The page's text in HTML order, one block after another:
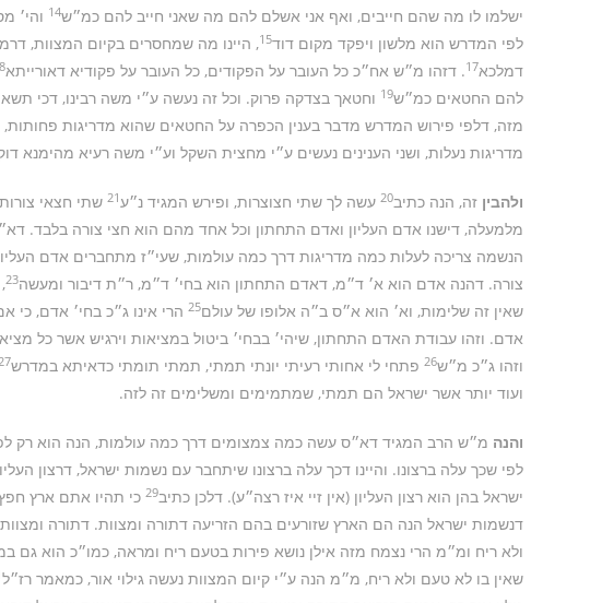
ישלמו לו מה שהם חייבים, ואף אני אשלם להם מה שאני חייב להם כמ״ש14 והי׳
לפי המדרש הוא מלשון ויפקד מקום דוד15, היינו מה שמחסרים בקיום המצוות,
דמלכא17. דזהו מ״ש אח״כ כל העובר על הפקודים, כל העובר על פקודיא דאורייתא
להם החטאים כמ״ש19 וחטאך בצדקה פרוק. וכל זה נעשה ע״י משה רבינו, דכי
מזה, דלפי פירוש המדרש מדבר בענין הכפרה על החטאים שהוא מדריגות
מדריגות נעלות, ושני הענינים נעשים ע״י מחצית השקל וע״י משה רעיא מהימנא
ולהבין זה, הנה כתיב20 עשה לך שתי חצוצרות, ופירש המגיד נ״ע21 שתי חצאי
מלמעלה, דישנו אדם העליון ואדם התחתון וכל אחד מהם הוא חצי צורה בלבד.
הנשמה צריכה לעלות כמה מדריגות דרך כמה עולמות, שעי״ז מתחברים אדם
צורה. דהנה אדם הוא א׳ ד״מ, דאדם התחתון הוא בחי׳ ד״מ, ר״ת דיבור ומעשה23
שאין זה שלימות, וא׳ הוא א״ס ב״ה אלופו של עולם25 הרי אינו ג״כ בחי׳ אדם,
אדם. וזהו עבודת האדם התחתון, שיהי׳ בבחי׳ ביטול במציאות וירגיש אשר כל
וזהו ג״כ מ״ש26 פתחי לי אחותי רעיתי יונתי תמתי, תמתי תומתי כדאיתא במדרש27
ועוד יותר אשר ישראל הם תמתי, שמתמימים ומשלימים זה לזה.
והנה מ״ש הרב המגיד דא״ס עשה כמה צמצומים דרך כמה עולמות, הנה הוא רק
לפי שכך עלה ברצונו. והיינו דכך עלה ברצונו שיתחבר עם נשמות ישראל, דרצון
ישראל בהן הוא רצון העליון (אין זיי איז רצה״ע). דלכן כתיב29 כי תהיו אתם ארץ
דנשמות ישראל הנה הם הארץ שזורעים בהם הזריעה דתורה ומצוות. דתורה
ולא ריח ומ״מ הרי נצמח מזה אילן נושא פירות בטעם ריח ומראה, כמו״כ הוא גם
שאין בו לא טעם ולא ריח, מ״מ הנה ע״י קיום המצוות נעשה גילוי אור, כמאמר רז״ל